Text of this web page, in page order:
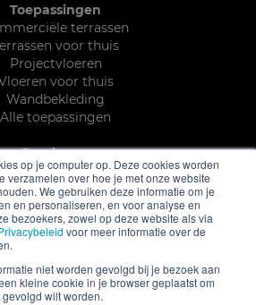
op je computer op. Deze cookies worden
verzamelen over hoe je met onze website
We gebruiken deze informatie om je
en personaliseren, en voor analyse en
bezoekers, zowel op deze website als via
voor meer informatie over de
niet worden gevolgd bij je bezoek aan
kleine cookie in je browser geplaatst om
wilt worden.
Toepassingen
terrassen
voor thuis
Projectvloeren
voor thuis
Wandbekleding
Alle toepassingen
Brochures
& buiten brochure
Parket brochure
en fineer brochure
leaflet
documentatie